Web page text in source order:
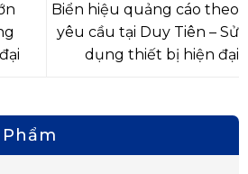
Biển hiệu quảng cáo theo
yêu cầu tại Duy Tiên – Sử
dụng thiết bị hiện đại